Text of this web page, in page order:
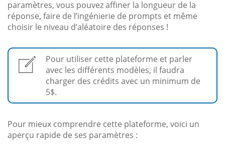
paramètres, vous pouvez affiner la longueur de la
réponse, faire de l’ingénierie de prompts et même
choisir le niveau d’aléatoire des réponses !
Pour utiliser cette plateforme et parler
avec les différents modèles, il faudra
charger des crédits avec un minimum de
5$.
Pour mieux comprendre cette plateforme, voici un
aperçu rapide de ses paramètres :